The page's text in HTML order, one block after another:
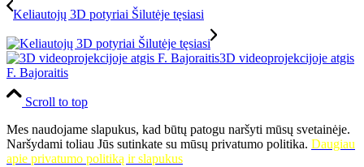
Keliautojų 3D potyriai Šilutėje tęsiasi
3D videoprojekcijoje atgis
F. Bajoraitis
Scroll to top
Mes naudojame slapukus, kad būtų patogu naršyti mūsų svetainėje.
Naršydami toliau Jūs sutinkate su mūsų privatumo politika. Daugiau
apie privatumo politiką ir slapukus